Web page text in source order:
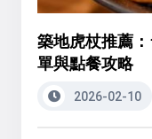
築地虎杖推薦
單與點餐攻略
2026-02-10